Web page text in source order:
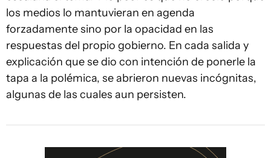
los medios lo mantuvieran en agenda
forzadamente sino por la opacidad en las
respuestas del propio gobierno. En cada salida y
explicación que se dio con intención de ponerle la
tapa a la polémica, se abrieron nuevas incógnitas,
algunas de las cuales aun persisten.